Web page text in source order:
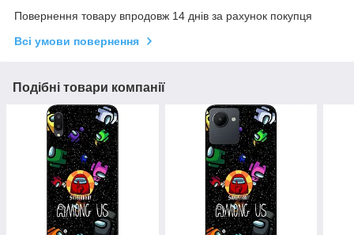
Повернення товару впродовж 14 днів за рахунок покупця
Всі умови повернення
Подібні товари компанії